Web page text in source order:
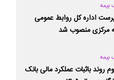
بیمه
اداره کل روابط عمومی
مرکزی منصوب شد
بیمه
روند باثبات عملکرد مالی بانک